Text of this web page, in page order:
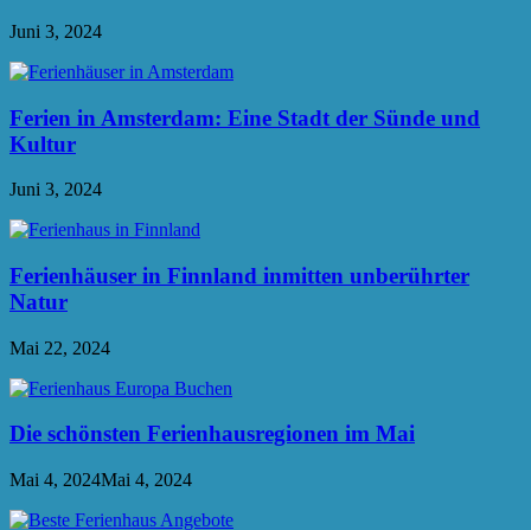
Juni 3, 2024
Ferien in Amsterdam: Eine Stadt der Sünde und
Kultur
Juni 3, 2024
Ferienhäuser in Finnland inmitten unberührter
Natur
Mai 22, 2024
Die schönsten Ferienhausregionen im Mai
Mai 4, 2024Mai 4, 2024